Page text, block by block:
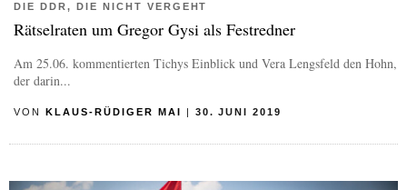
DIE DDR, DIE NICHT VERGEHT
Rätselraten um Gregor Gysi als Festredner
Am 25.06. kommentierten Tichys Einblick und Vera Lengsfeld den Hohn,
der darin...
VON KLAUS-RÜDIGER MAI | 30. JUNI 2019